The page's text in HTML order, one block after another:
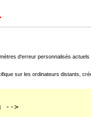
d'erreur personnalisés
sur les ordinateurs distants,
-->